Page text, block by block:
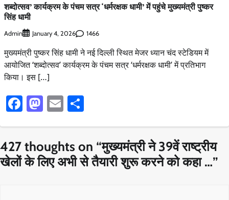
शब्दोत्सव’ कार्यक्रम के पंचम सत्र ‘धर्मरक्षक धामी’ में पहुंचे मुख्यमंत्री पुष्कर
सिंह धामी
Admin January 4, 2026 1466
मुख्यमंत्री पुष्कर सिंह धामी ने नई दिल्ली स्थित मेजर ध्यान चंद स्टेडियम में
आयोजित ‘शब्दोत्सव’ कार्यक्रम के पंचम सत्र ‘धर्मरक्षक धामी’ में प्रतिभाग
किया। इस […]
Facebook
Mastodon
Email
427 thoughts on “मुख्यमंत्री ने 39वें राष्ट्रीय
खेलों के लिए अभी से तैयारी शुरू करने को कहा …”